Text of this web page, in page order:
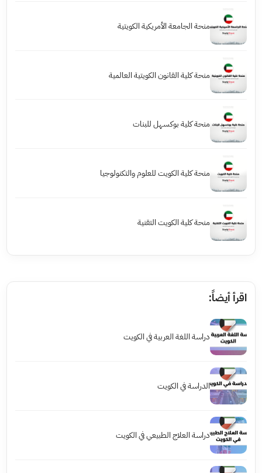
منحة الجامعة الأمريكية الكويتية
منحة كلية القانون الكويتية العالمية
منحة كلية بوكسهل للبنات
منحة كلية الكويت للعلوم والتكنولوجيا
منحة كلية الكويت التقنية
اقرأ أيضاً:
دراسة اللغة العربية في الكويت
الدراسة في الكويت
دراسة العلاج الطبيعي في الكويت